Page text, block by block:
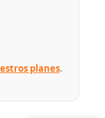
planes.